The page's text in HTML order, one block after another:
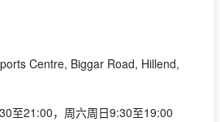
Centre, Biggar Road, Hillend,
至21:00，周六周日9:30至19:00